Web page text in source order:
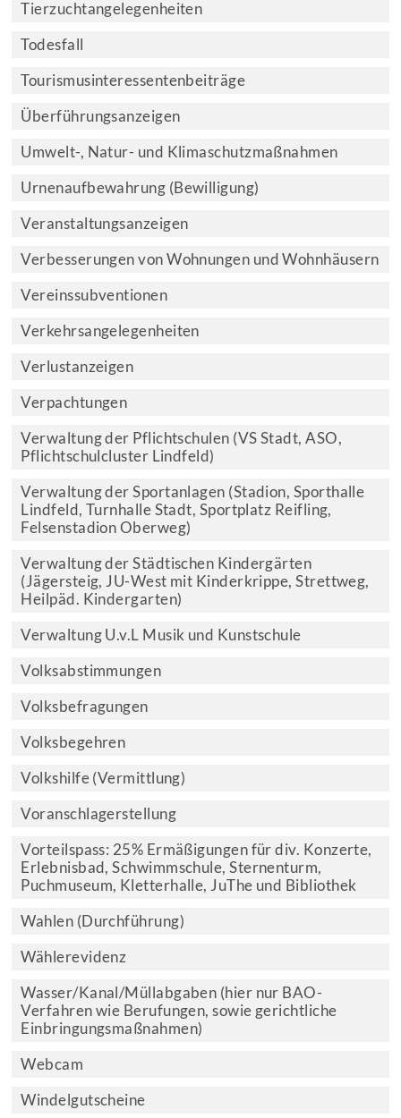
Tierzuchtangelegenheiten
Todesfall
Tourismusinteressentenbeiträge
Überführungsanzeigen
Umwelt-, Natur- und Klimaschutzmaßnahmen
Urnenaufbewahrung (Bewilligung)
Veranstaltungsanzeigen
Verbesserungen von Wohnungen und Wohnhäusern
Vereinssubventionen
Verkehrsangelegenheiten
Verlustanzeigen
Verpachtungen
Verwaltung der Pflichtschulen (VS Stadt, ASO,
Pflichtschulcluster Lindfeld)
Verwaltung der Sportanlagen (Stadion, Sporthalle
Lindfeld, Turnhalle Stadt, Sportplatz Reifling,
Felsenstadion Oberweg)
Verwaltung der Städtischen Kindergärten
(Jägersteig, JU-West mit Kinderkrippe, Strettweg,
Heilpäd. Kindergarten)
Verwaltung U.v.L Musik und Kunstschule
Volksabstimmungen
Volksbefragungen
Volksbegehren
Volkshilfe (Vermittlung)
Voranschlagerstellung
Vorteilspass: 25% Ermäßigungen für div. Konzerte,
Erlebnisbad, Schwimmschule, Sternenturm,
Puchmuseum, Kletterhalle, JuThe und Bibliothek
Wahlen (Durchführung)
Wählerevidenz
Wasser/Kanal/Müllabgaben (hier nur BAO-
Verfahren wie Berufungen, sowie gerichtliche
Einbringungsmaßnahmen)
Webcam
Windelgutscheine